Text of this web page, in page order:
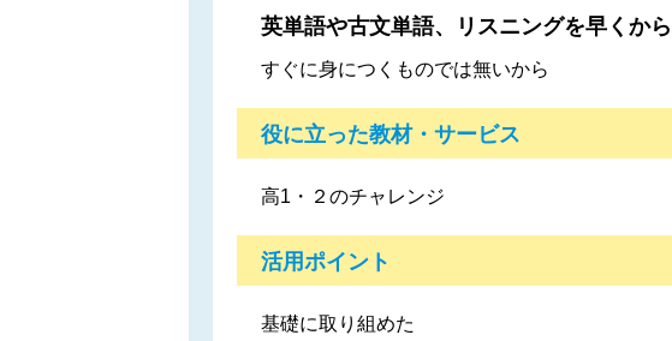
英単語や古文単語、リスニングを早くか
すぐに身につくものでは無いから
役に立った教材・サービス
高1・２のチャレンジ
活用ポイント
基礎に取り組めた